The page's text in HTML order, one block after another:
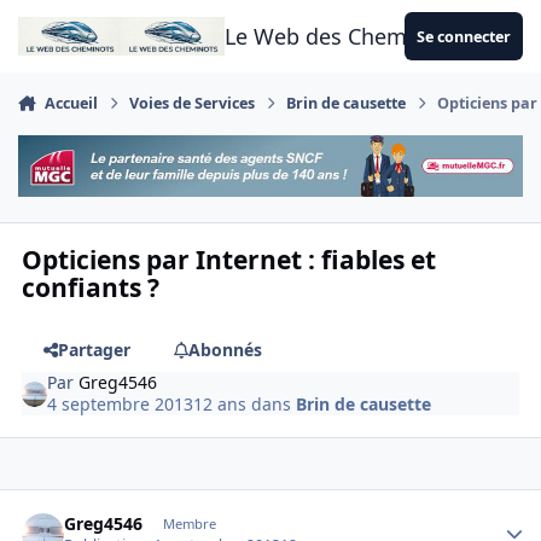
Aller au contenu
Le Web des CheminotsSe connecter
Accueil Voies de Services Brin de causette Opticiens
Opticiens par Internet : fiables et
confiants ?
Partager
Abonnés
ParGreg4546
4 septembre 201312 ans dans Brin de causette
Greg4546 Membre